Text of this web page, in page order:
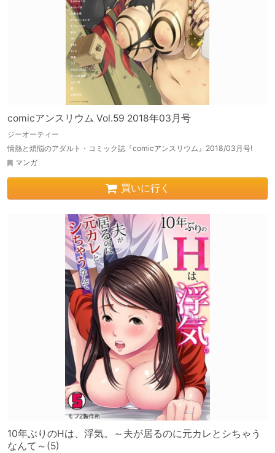
comicアンスリウム Vol.59 2018年03月号
ジーオーティー
情熱と煩悩のアダルト・コミック誌『comicアンスリウム』2018/03月号!
マンガ
買いに行く
10年ぶりのHは、浮気。～夫が居るのに元カレとシちゃう
なんて～(5)